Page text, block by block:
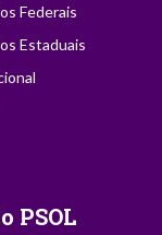
Federais
Estaduais
PSOL